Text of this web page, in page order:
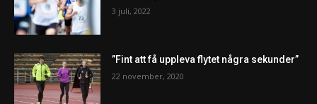
3 juli, 2022
”Fint att få uppleva flytet några sekunder”
22 november, 2020